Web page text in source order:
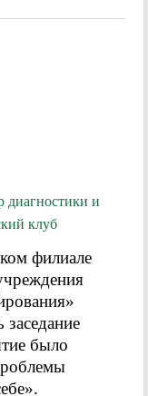
и
клуб
филиале
заседание
было